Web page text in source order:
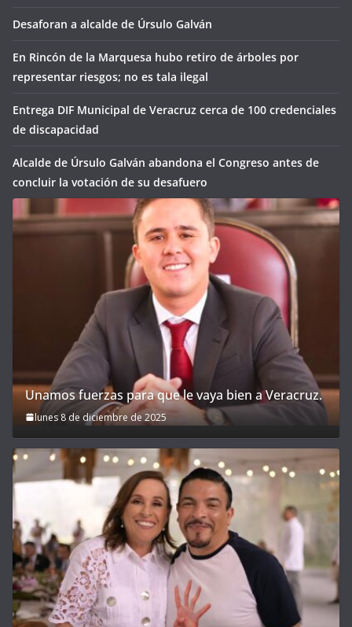
Desaforan a alcalde de Úrsulo Galván
En Rincón de la Marquesa hubo retiro de árboles por
representar riesgos; no es tala ilegal
Entrega DIF Municipal de Veracruz cerca de 100 credenciales
de discapacidad
Alcalde de Úrsulo Galván abandona el Congreso antes de
concluir la votación de su desafuero
Unamos fuerzas para que le vaya bien a Veracruz.
lunes 8 de diciembre de 2025